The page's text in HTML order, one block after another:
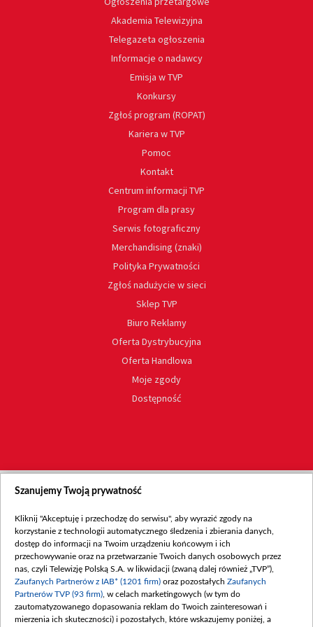
Akademia Telewizyjna
Telegazeta ogłoszenia
Informacje o nadawcy
Emisja w TVP
Konkursy
Zgłoś program (ROPAT)
Kariera w TVP
Pomoc
Kontakt
Centrum informacji TVP
Program dla prasy
Serwis fotograficzny
Merchandising (znaki)
Polityka Prywatności
Zgłoś nadużycie w sieci
Sklep TVP
Biuro Reklamy
Oferta Dystrybucyjna
Oferta Handlowa
Moje zgody
Dostępność
Szanujemy Twoją prywatność
Kliknij "Akceptuję i przechodzę do serwisu", aby wyrazić zgody na
korzystanie z technologii automatycznego śledzenia i zbierania danych,
dostęp do informacji na Twoim urządzeniu końcowym i ich
przechowywanie oraz na przetwarzanie Twoich danych osobowych przez
nas, czyli Telewizję Polską S.A. w likwidacji (zwaną dalej również „TVP”),
Zaufanych Partnerów z IAB* (1201 firm) oraz pozostałych Zaufanych
Partnerów TVP (93 firm) , w celach marketingowych (w tym do
zautomatyzowanego dopasowania reklam do Twoich zainteresowań i
mierzenia ich skuteczności) i pozostałych, które wskazujemy poniżej, a